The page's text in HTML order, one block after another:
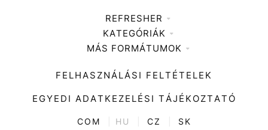
REFRESHER
Médiaajánlat
KATEGÓRIÁK
Zene
Divat
Kultúra
ENTR
MÁS FORMÁTUMOK
FELHASZNÁLÁSI FELTÉTELEK
EGYEDI ADATKEZELÉSI TÁJÉKOZTATÓ
COM HU CZ SK